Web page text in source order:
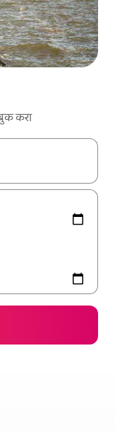
करा
बाणांच्या किजसह